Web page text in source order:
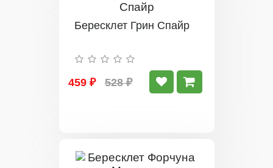
Бересклет Грин Спайр
459 ₽ 528 ₽